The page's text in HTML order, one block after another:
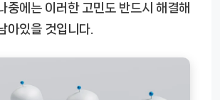
중에는 이러한 고민도 반드시 해결해
아있을 것입니다.